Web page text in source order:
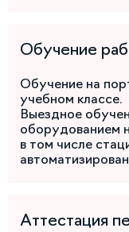
Обучение
Обучение на
учебном классе.
Выездное
оборудованием
в том числе
Аттестация